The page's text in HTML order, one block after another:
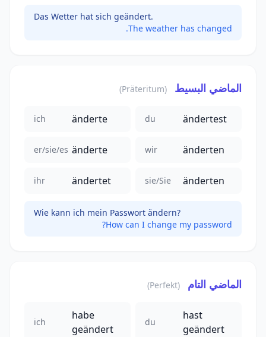
Das Wetter hat sich geändert.
The weather has changed.
الماضي البسيط (Präteritum)
ich änderte du ändertest
er/sie/es änderte wir änderten
ihr ändertet sie/Sie änderten
Wie kann ich mein Passwort ändern?
How can I change my password?
الماضي التام (Perfekt)
ich
habe
geändert
du
hast
geändert